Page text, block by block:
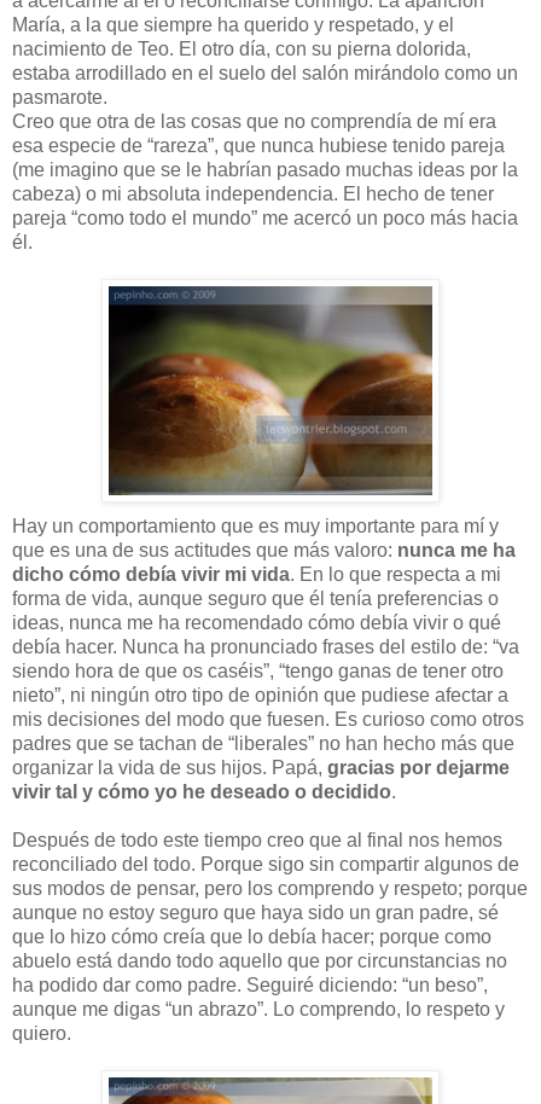
María, a la que siempre ha querido y respetado, y el
nacimiento de Teo. El otro día, con su pierna dolorida,
estaba arrodillado en el suelo del salón mirándolo como un
pasmarote.
Creo que otra de las cosas que no comprendía de mí era
esa especie de “rareza”, que nunca hubiese tenido pareja
(me imagino que se le habrían pasado muchas ideas por la
cabeza) o mi absoluta independencia. El hecho de tener
pareja “como todo el mundo” me acercó un poco más hacia
él.
Hay un comportamiento que es muy importante para mí y
que es una de sus actitudes que más valoro: nunca me ha
dicho cómo debía vivir mi vida. En lo que respecta a mi
forma de vida, aunque seguro que él tenía preferencias o
ideas, nunca me ha recomendado cómo debía vivir o qué
debía hacer. Nunca ha pronunciado frases del estilo de: “va
siendo hora de que os caséis”, “tengo ganas de tener otro
nieto”, ni ningún otro tipo de opinión que pudiese afectar a
mis decisiones del modo que fuesen. Es curioso como otros
padres que se tachan de “liberales” no han hecho más que
organizar la vida de sus hijos. Papá, gracias por dejarme
vivir tal y cómo yo he deseado o decidido.
Después de todo este tiempo creo que al final nos hemos
reconciliado del todo. Porque sigo sin compartir algunos de
sus modos de pensar, pero los comprendo y respeto; porque
aunque no estoy seguro que haya sido un gran padre, sé
que lo hizo cómo creía que lo debía hacer; porque como
abuelo está dando todo aquello que por circunstancias no
ha podido dar como padre. Seguiré diciendo: “un beso”,
aunque me digas “un abrazo”. Lo comprendo, lo respeto y
quiero.